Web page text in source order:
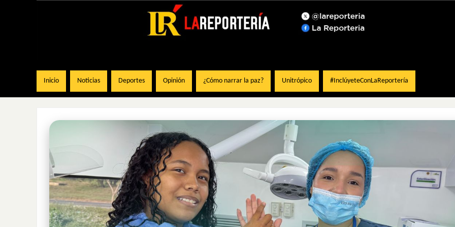
Inicio Noticias Deportes Opinión ¿Cómo narrar la paz? Unitrópico #InclúyeteConLaReportería